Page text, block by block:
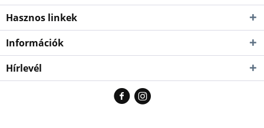
Hasznos linkek
Információk
Hírlevél